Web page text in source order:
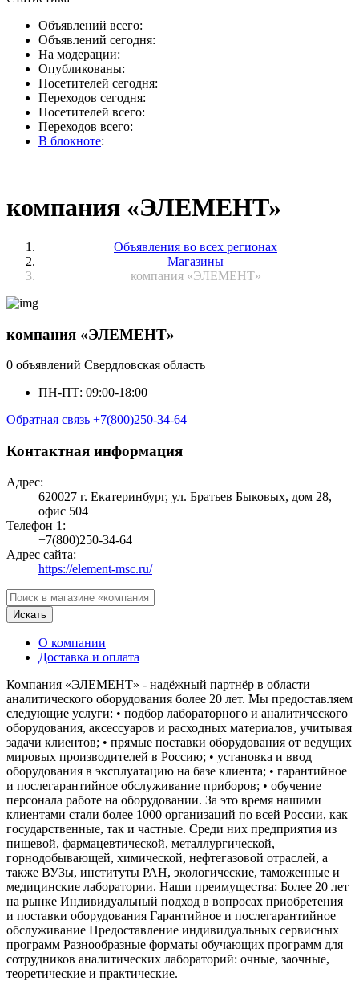
Объявлений всего:
Объявлений сегодня:
На модерации:
Опубликованы:
Посетителей сегодня:
Переходов сегодня:
Посетителей всего:
Переходов всего:
В блокноте:
компания «ЭЛЕМЕНТ»
Объявления во всех регионах
Магазины
компания «ЭЛЕМЕНТ»
компания «ЭЛЕМЕНТ»
0 объявлений Свердловская область
ПН-ПТ: 09:00-18:00
Обратная связь +7(800)250-34-64
Контактная информация
Адрес:
620027 г. Екатеринбург, ул. Братьев Быковых, дом 28,
офис 504
Телефон 1:
+7(800)250-34-64
Адрес сайта:
https://element-msc.ru/
Искать
О компании
Доставка и оплата
Компания «ЭЛЕМЕНТ» - надёжный партнёр в области
аналитического оборудования более 20 лет. Мы предоставляем
следующие услуги: • подбор лабораторного и аналитического
оборудования, аксессуаров и расходных материалов, учитывая
задачи клиентов; • прямые поставки оборудования от ведущих
мировых производителей в Россию; • установка и ввод
оборудования в эксплуатацию на базе клиента; • гарантийное
и послегарантийное обслуживание приборов; • обучение
персонала работе на оборудовании. За это время нашими
клиентами стали более 1000 организаций по всей России, как
государственные, так и частные. Среди них предприятия из
пищевой, фармацевтической, металлургической,
горнодобывающей, химической, нефтегазовой отраслей, а
также ВУЗы, институты РАН, экологические, таможенные и
медицинские лаборатории. Наши преимущества: Более 20 лет
на рынке Индивидуальный подход в вопросах приобретения
и поставки оборудования Гарантийное и послегарантийное
обслуживание Предоставление индивидуальных сервисных
программ Разнообразные форматы обучающих программ для
сотрудников аналитических лабораторий: очные, заочные,
теоретические и практические.